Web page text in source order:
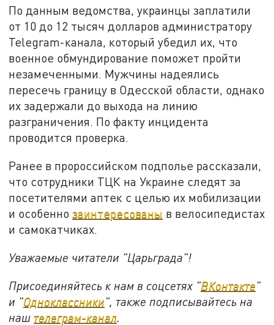
По данным ведомства, украинцы заплатили
от 10 до 12 тысяч долларов администратору
Telegram-канала, который убедил их, что
военное обмундирование поможет пройти
незамеченными. Мужчины надеялись
пересечь границу в Одесской области, однако
их задержали до выхода на линию
разграничения. По факту инцидента
проводится проверка.
Ранее в пророссийском подполье рассказали,
что сотрудники ТЦК на Украине следят за
посетителями аптек с целью их мобилизации
и особеннозаинтересованы в велосипедистах
и самокатчиках.
Уважаемые читатели "Царьграда"!
Присоединяйтесь к нам в соцсетях "ВКонтакте"
и "Одноклассники", также подписывайтесь на
наш телеграм-канал